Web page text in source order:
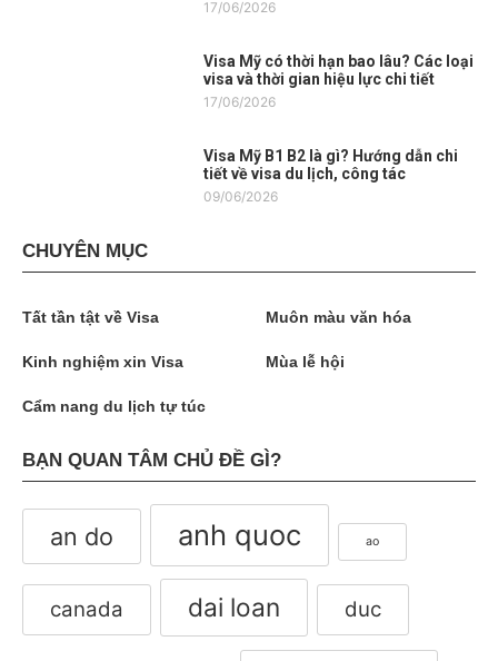
17/06/2026
Visa Mỹ có thời hạn bao lâu? Các loại
visa và thời gian hiệu lực chi tiết
17/06/2026
Visa Mỹ B1 B2 là gì? Hướng dẫn chi
tiết về visa du lịch, công tác
09/06/2026
CHUYÊN MỤC
Tất tần tật về Visa Muôn màu văn hóa
Kinh nghiệm xin Visa Mùa lễ hội
Cẩm nang du lịch tự túc
BẠN QUAN TÂM CHỦ ĐỀ GÌ?
an do anh quoc ao
canada dai loan duc